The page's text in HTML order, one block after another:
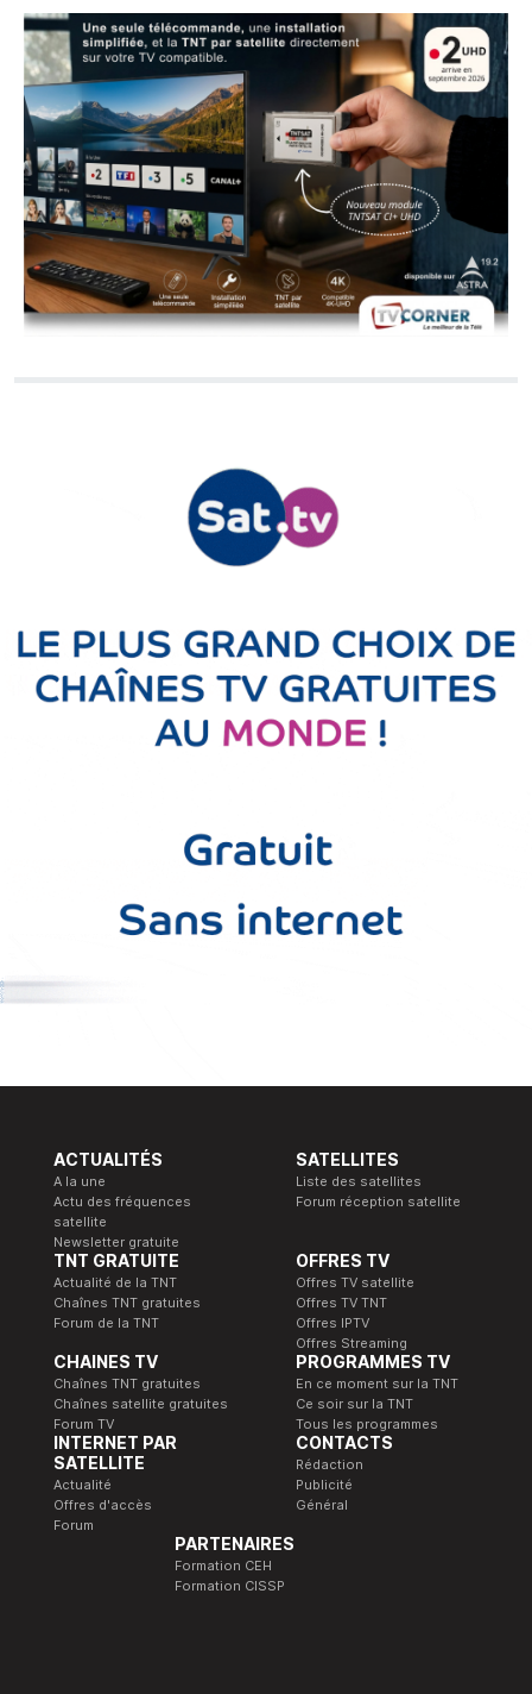
ACTUALITÉS
A la une
Actu des fréquences
satellite
Newsletter gratuite
SATELLITES
Liste des satellites
Forum réception satellite
TNT GRATUITE
Actualité de la TNT
Chaînes TNT gratuites
Forum de la TNT
OFFRES TV
Offres TV satellite
Offres TV TNT
Offres IPTV
Offres Streaming
CHAINES TV
Chaînes TNT gratuites
Chaînes satellite gratuites
Forum TV
PROGRAMMES TV
En ce moment sur la TNT
Ce soir sur la TNT
Tous les programmes
INTERNET PAR
SATELLITE
Actualité
Offres d'accès
Forum
CONTACTS
Rédaction
Publicité
Général
PARTENAIRES
Formation CEH
Formation CISSP